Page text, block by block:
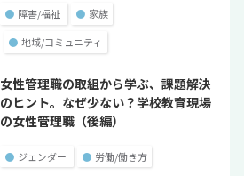
● 障害/福祉 ● 家族
● 地域/コミュニティ
女性管理職の取組から学ぶ、課題解決
のヒント。なぜ少ない？学校教育現場
の女性管理職（後編）
● ジェンダー ● 労働/働き方